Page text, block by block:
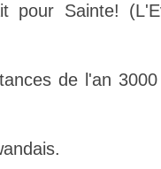
pour Sainte!
de l'an